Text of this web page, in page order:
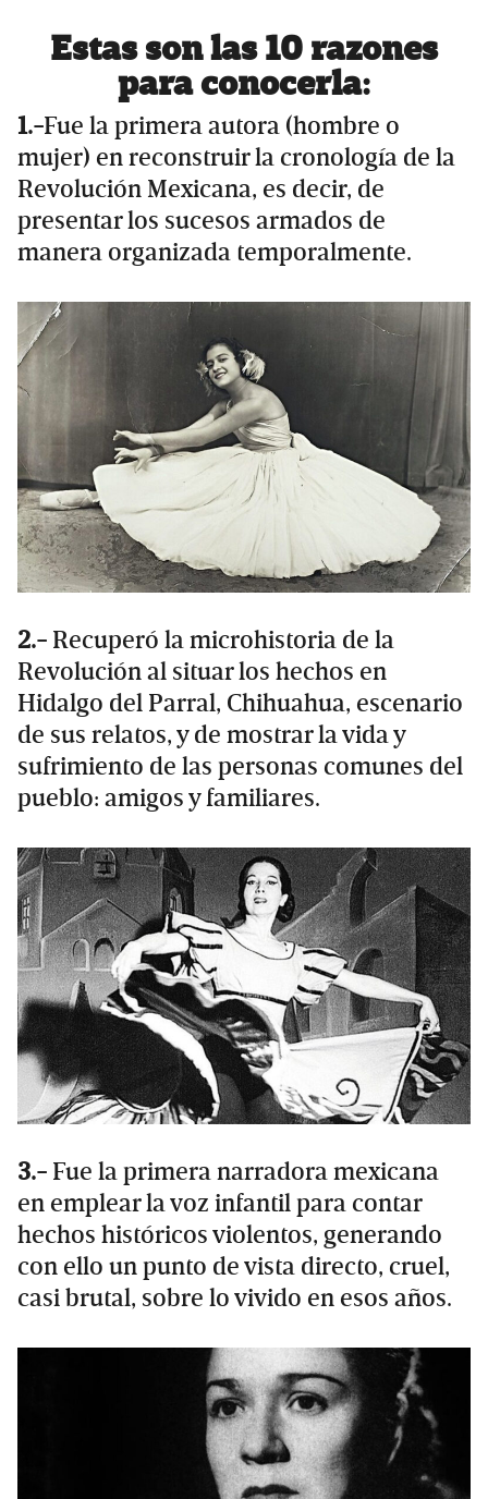
Estas son las 10 razones
para conocerla:
1.-Fue la primera autora (hombre o
mujer) en reconstruir la cronología de la
Revolución Mexicana, es decir, de
presentar los sucesos armados de
manera organizada temporalmente.
2.- Recuperó la microhistoria de la
Revolución al situar los hechos en
Hidalgo del Parral, Chihuahua, escenario
de sus relatos, y de mostrar la vida y
sufrimiento de las personas comunes del
pueblo: amigos y familiares.
3.- Fue la primera narradora mexicana
en emplear la voz infantil para contar
hechos históricos violentos, generando
con ello un punto de vista directo, cruel,
casi brutal, sobre lo vivido en esos años.